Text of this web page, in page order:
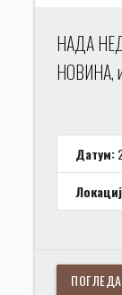
НАДА
НОВИНА,
Датум: